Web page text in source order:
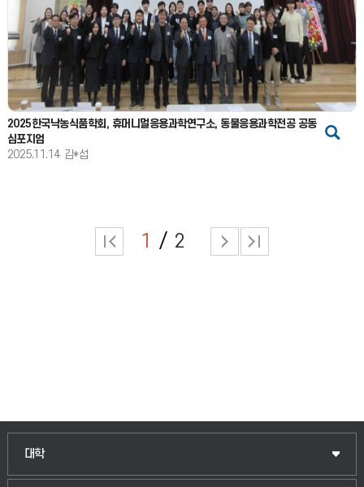
2025한국낙농식품학회, 휴머니멀응용과학연구소, 동물응용과학전공 공동
심포지엄
2025.11.14 김*섭
1 2
대학
인문융합공공인재학부